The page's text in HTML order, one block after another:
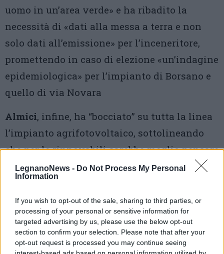
LegnanoNews - Do Not Process My Personal
Information
If you wish to opt-out of the sale, sharing to third parties, or
processing of your personal or sensitive information for
targeted advertising by us, please use the below opt-out
section to confirm your selection. Please note that after your
opt-out request is processed you may continue seeing
uomo in un’area verde» e ha ribadito la
necessità di «dati alla messa a terra e non
solo dati all’emissione» per l’inceneritore,
promettendo in caso di elezione «un’indagine
epidemiologica» per l’impianto di Borsano e
quello di via Novara
Almici, infine, ha “bocciato” su tutta la linea
l’impianto agrifotovoltaico, sottolineando
che per le rinnovabili sarebbe meglio pensare
ai «tetti degli edifici comunali» anziché «ad
un prato». Il candidato del centrodestra – che
non ha mancato di ribadire il «rilancio»
dell’inceneritore dopo che il sindaco uscente
nella campagna elettorale aveva parlato di
«morto che cammina» («Accam, non